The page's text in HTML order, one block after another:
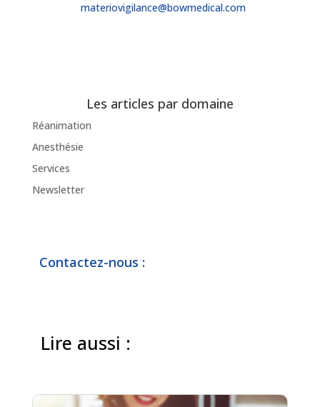
materiovigilance@bowmedical.com
Les articles par domaine
Réanimation
Anesthésie
Services
Newsletter
Contactez-nous :
Lire aussi :